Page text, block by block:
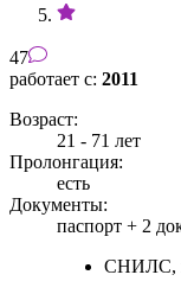
47
работает с: 2011
Возраст:
21 - 71 лет
Пролонгация:
есть
Документы:
паспорт + 2
СНИЛС,